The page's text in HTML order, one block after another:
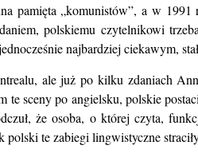
pamięta „komunistów”, a w
polskiemu czytelnikowi
najbardziej ciekawym,
ale już po kilku zdaniach
te sceny po angielsku, polskie
że osoba, o której czyta,
polski te zabiegi lingwistyczne